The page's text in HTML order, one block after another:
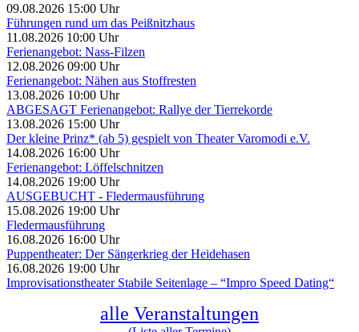
09.08.2026 15:00 Uhr
Führungen rund um das Peißnitzhaus
11.08.2026 10:00 Uhr
Ferienangebot: Nass-Filzen
12.08.2026 09:00 Uhr
Ferienangebot: Nähen aus Stoffresten
13.08.2026 10:00 Uhr
ABGESAGT Ferienangebot: Rallye der Tierrekorde
13.08.2026 15:00 Uhr
Der kleine Prinz* (ab 5) gespielt von Theater Varomodi e.V.
14.08.2026 16:00 Uhr
Ferienangebot: Löffelschnitzen
14.08.2026 19:00 Uhr
AUSGEBUCHT - Fledermausführung
15.08.2026 19:00 Uhr
Fledermausführung
16.08.2026 16:00 Uhr
Puppentheater: Der Sängerkrieg der Heidehasen
16.08.2026 19:00 Uhr
Improvisationstheater Stabile Seitenlage – “Impro Speed Dating“
alle Veranstaltungen